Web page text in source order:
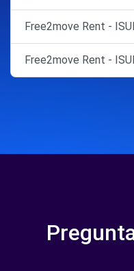
Free2move Rent -
Free2move Rent -